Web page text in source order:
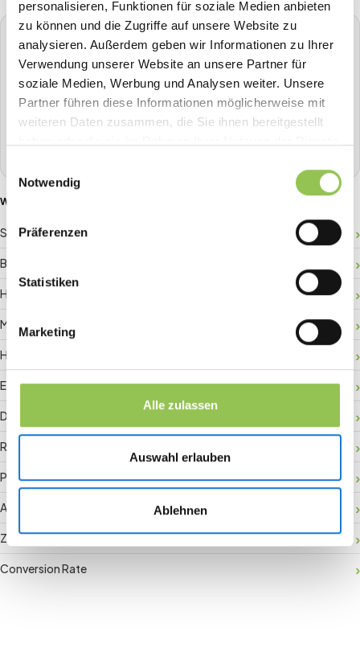
personalisieren, Funktionen für soziale Medien anbieten
zu können und die Zugriffe auf unsere Website zu
analysieren. Außerdem geben wir Informationen zu Ihrer
Verwendung unserer Website an unsere Partner für
soziale Medien, Werbung und Analysen weiter. Unsere
Partner führen diese Informationen möglicherweise mit
weiteren Daten zusammen, die Sie ihnen bereitgestellt
Notwendig
Präferenzen
Statistiken
Marketing
Alle zulassen
Auswahl erlauben
Ablehnen
STREAVENT
Die All-in-One Event-Plattform
Planen, Tickets verkaufen, Check-in, Streaming, Badge-
Druck und mehr - alles aus einer Hand.
Demo buchen
WEITERE GLOSSAR-BEGRIFFE
Sponsor-ROI
Besucherlenkung
Hallenplan
Matchmaking
Hybride Registrierung
Event-Daten
Digitaler Check-in
RFID-Badge
Payment Gateway
Aktivierung vor Ort
Zuschauerbindung
Conversion Rate